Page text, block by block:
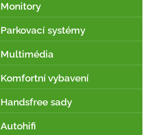
Monitory
Parkovací systémy
Multimédia
Komfortní vybavení
Handsfree sady
Autohifi